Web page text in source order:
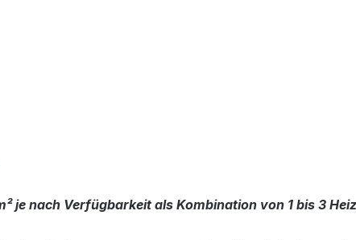
je nach Verfügbarkeit als Kombination von 1 bis 3